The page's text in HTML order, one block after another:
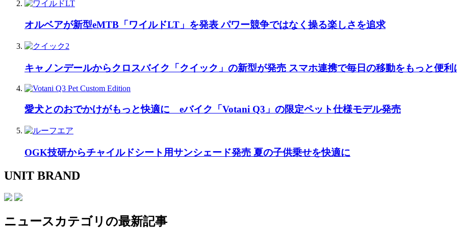
オルベアが新型eMTB「ワイルドLT」を発表 パワー競争ではなく操る楽しさを追求
キャノンデールからクロスバイク「クイック」の新型が発売 スマホ連携で毎日の移動をもっと便利
愛犬とのおでかけがもっと快適に eバイク「Votani Q3」の限定ペット仕様モデル発売
OGK技研からチャイルドシート用サンシェード発売 夏の子供乗せを快適に
UNIT BRAND
ニュースカテゴリの最新記事